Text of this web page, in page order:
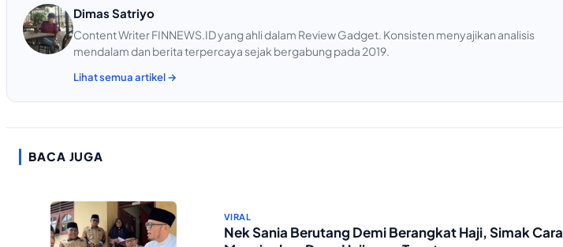
Dimas Satriyo
Content Writer FINNEWS.ID yang ahli dalam Review Gadget. Konsisten menyajikan analisis
mendalam dan berita terpercaya sejak bergabung pada 2019.
Lihat semua artikel →
BACA JUGA
VIRAL
Nek Sania Berutang Demi Berangkat Haji, Simak Cara